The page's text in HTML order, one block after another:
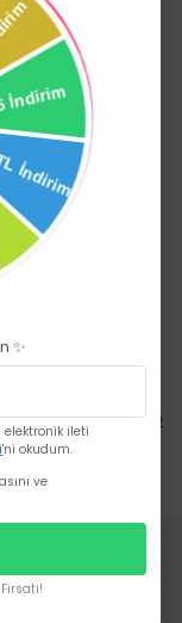
250 ml
antikolik
taklit ederek
Yorum Yap
✨
ileti
'ni okudum.
ve